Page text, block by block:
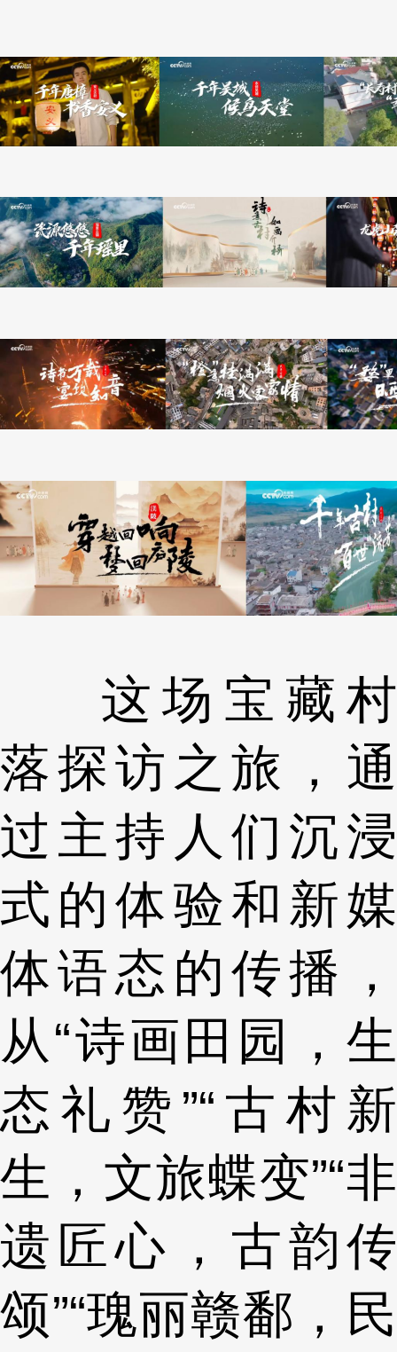
这场宝藏村
落探访之旅，通
过主持人们沉浸
式的体验和新媒
体语态的传播，
从“诗画田园，生
态礼赞”“古村新
生，文旅蝶变”“非
遗匠心，古韵传
颂”“瑰丽赣鄱，民